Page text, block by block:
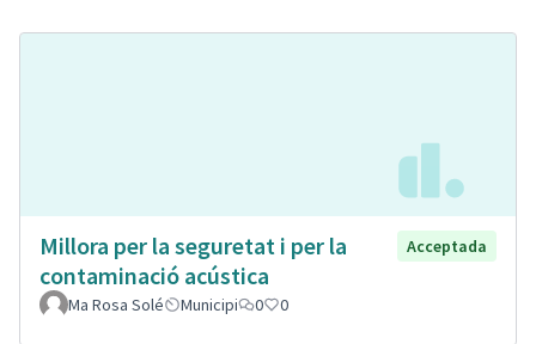
Millora per la seguretat i per la
contaminació acústica
Acceptada
Ma Rosa Solé Municipi 0 0